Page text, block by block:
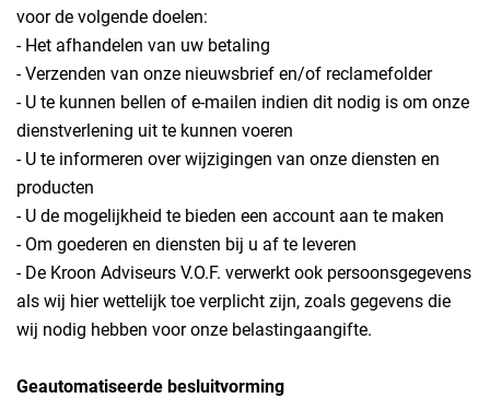
voor de volgende doelen:
- Het afhandelen van uw betaling
- Verzenden van onze nieuwsbrief en/of reclamefolder
- U te kunnen bellen of e-mailen indien dit nodig is om onze
dienstverlening uit te kunnen voeren
- U te informeren over wijzigingen van onze diensten en
producten
- U de mogelijkheid te bieden een account aan te maken
- Om goederen en diensten bij u af te leveren
- De Kroon Adviseurs V.O.F. verwerkt ook persoonsgegevens
als wij hier wettelijk toe verplicht zijn, zoals gegevens die
wij nodig hebben voor onze belastingaangifte.
Geautomatiseerde besluitvorming